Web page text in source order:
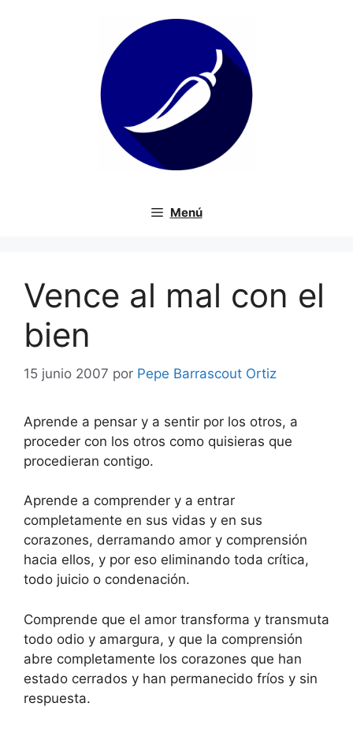
Menú
Vence al mal con el
bien
15 junio 2007 por Pepe Barrascout Ortiz
Aprende a pensar y a sentir por los otros, a
proceder con los otros como quisieras que
procedieran contigo.
Aprende a comprender y a entrar
completamente en sus vidas y en sus
corazones, derramando amor y comprensión
hacia ellos, y por eso eliminando toda crítica,
todo juicio o condenación.
Comprende que el amor transforma y transmuta
todo odio y amargura, y que la comprensión
abre completamente los corazones que han
estado cerrados y han permanecido fríos y sin
respuesta.